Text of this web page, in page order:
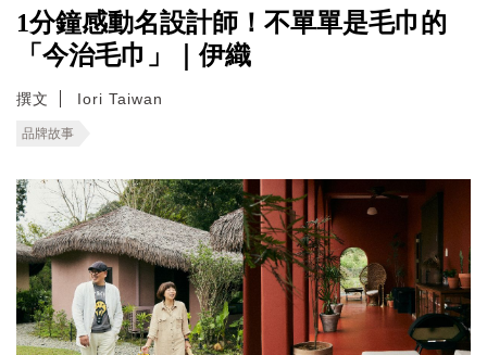
1分鐘感動名設計師！不單單是毛巾的
「今治毛巾」｜伊織
撰文 Iori Taiwan
品牌故事